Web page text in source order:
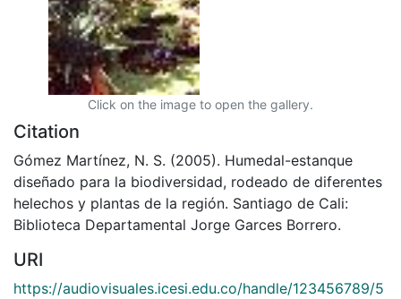
Click on the image to open the gallery.
Citation
Gómez Martínez, N. S. (2005). Humedal-estanque
diseñado para la biodiversidad, rodeado de diferentes
helechos y plantas de la región. Santiago de Cali:
Biblioteca Departamental Jorge Garces Borrero.
URI
https://audiovisuales.icesi.edu.co/handle/123456789/5